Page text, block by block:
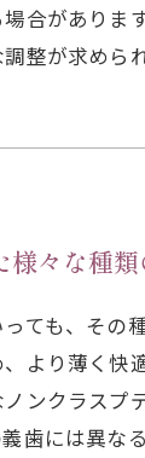
合がありま
整が求めら
様々な種
ても、その
より薄く快
ンクラスプ
歯には異な